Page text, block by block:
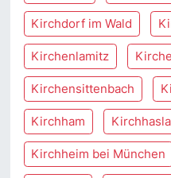
Kirchdorf im Wald
Kirchenlamitz
Kirchensittenbach
Kirchham
Kirchheim bei München